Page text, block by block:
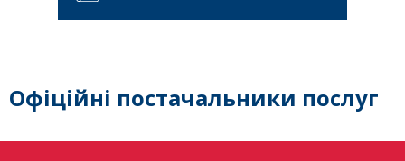
Офіційні постачальники послуг